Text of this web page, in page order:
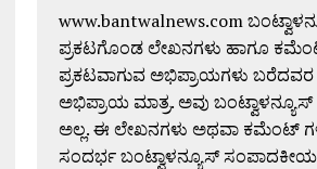
www.bantwalnews.com
ಪ್ರಕಟಗೊಂಡ ಲೇಖನಗಳು ಹಾಗೂ
ಪ್ರಕಟವಾಗುವ ಅಭಿಪ್ರಾಯಗಳು ಬರೆದವರ
ಅಭಿಪ್ರಾಯ ಮಾತ್ರ. ಅವು ಬಂಟ್ವಾಳನ್ಯೂಸ್
ಅಲ್ಲ. ಈ ಲೇಖನಗಳು ಅಥವಾ ಕಮೆಂಟ್
ಸಂದರ್ಭ ಬಂಟ್ವಾಳನ್ಯೂಸ್